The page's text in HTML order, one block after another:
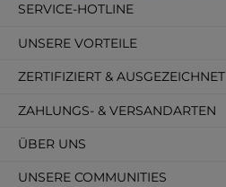
SERVICE-HOTLINE
ZAHLUNGS- & VERSANDARTEN
ÜBER UNS
ZERTIFIZIERT & AUSGEZEICHNET
UNSERE VORTEILE
UNSERE COMMUNITIES